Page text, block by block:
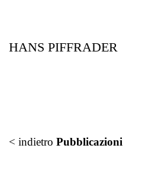
HANS PIFFRADER
< indietro Pubblicazioni